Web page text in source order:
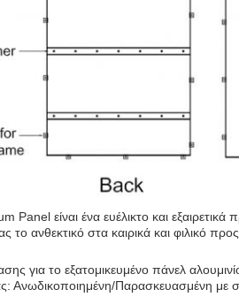
είναι ένα ευέλικτο και
ανθεκτικό στα καιρικά και φιλικό
για το εξατομικευμένο πάνελ
Ανωδικοποιημένη/Παρασκευασμένη με